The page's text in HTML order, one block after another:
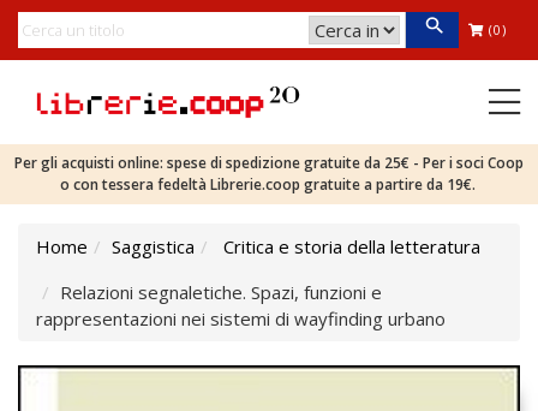
(0)
Per gli acquisti online: spese di spedizione gratuite da 25€ - Per i soci Coop
o con tessera fedeltà Librerie.coop gratuite a partire da 19€.
Home Saggistica
Critica e storia della letteratura
Relazioni segnaletiche. Spazi, funzioni e
rappresentazioni nei sistemi di wayfinding urbano